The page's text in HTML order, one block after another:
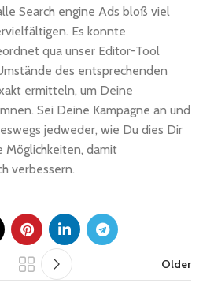
Search engine Ads bloß viel
Es konnte
qua unser Editor-Tool
des entsprechenden
ermitteln, um Deine
Sei Deine Kampagne an und
jedweder, wie Du dies Dir
Möglichkeiten, damit
verbessern.
Older